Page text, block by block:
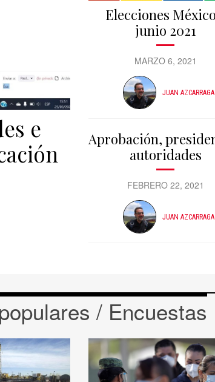
e
Elecciones
junio 2021
MARZO 6, 2021
JUAN AZCARRAGA
Aprobación,
autoridades
FEBRERO 22, 2021
JUAN AZCARRAGA
/ Encuestas